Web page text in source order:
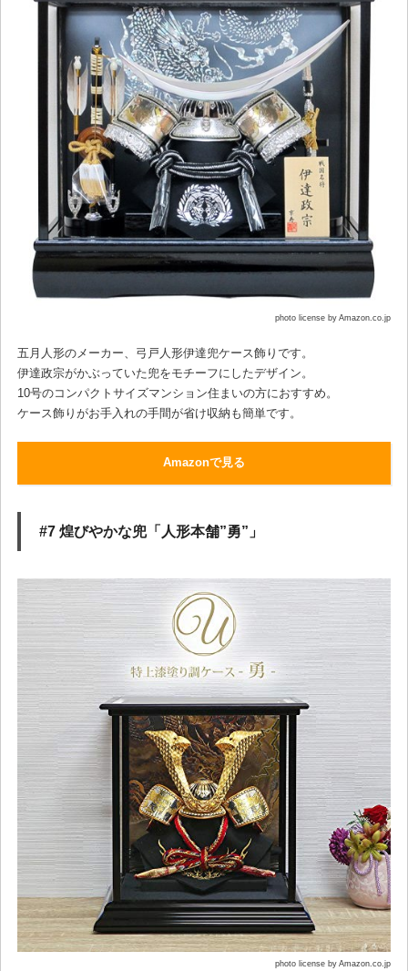
photo license by Amazon.co.jp
五月人形のメーカー、弓戸人形伊達兜ケース飾りです。
伊達政宗がかぶっていた兜をモチーフにしたデザイン。
10号のコンパクトサイズマンション住まいの方におすすめ。
ケース飾りがお手入れの手間が省け収納も簡単です。
Amazonで見る
#7 煌びやかな兜「人形本舗”勇”」
photo license by Amazon.co.jp